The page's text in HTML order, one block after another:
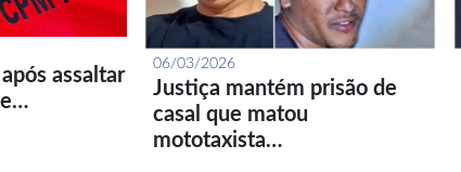
assaltar
06/03/2026
Justiça mantém prisão de
casal que matou
mototaxista…